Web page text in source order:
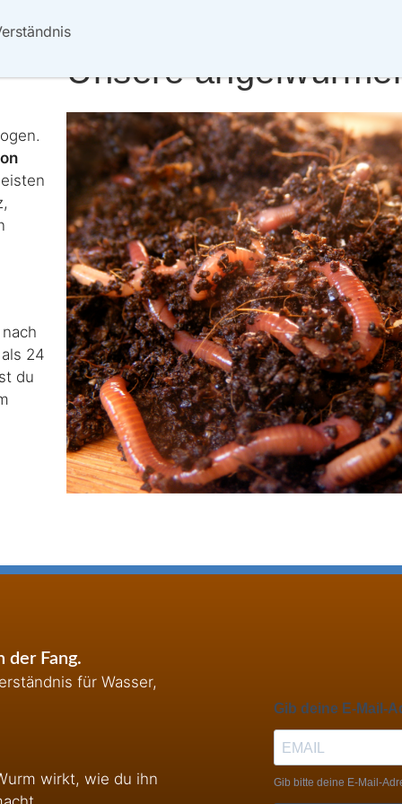
24
du
Unsere
der Fang.
für Wasser,
wirkt, wie du ihn